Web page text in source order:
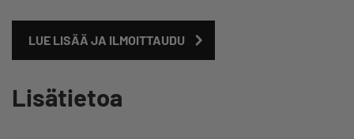
LUE LISÄÄ JA ILMOITTAUDU
Lisätietoa